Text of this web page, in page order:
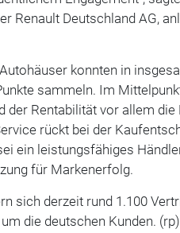
Renault Deutschland AG,
konnten in
sammeln. Im
der Rentabilität vor allem die
rückt bei der
ein leistungsfähiges
für Markenerfolg.
sich derzeit rund 1.100
die deutschen Kunden. (rp)